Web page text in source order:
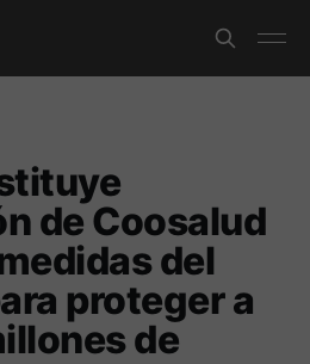
de Coosalud
del
proteger a
de